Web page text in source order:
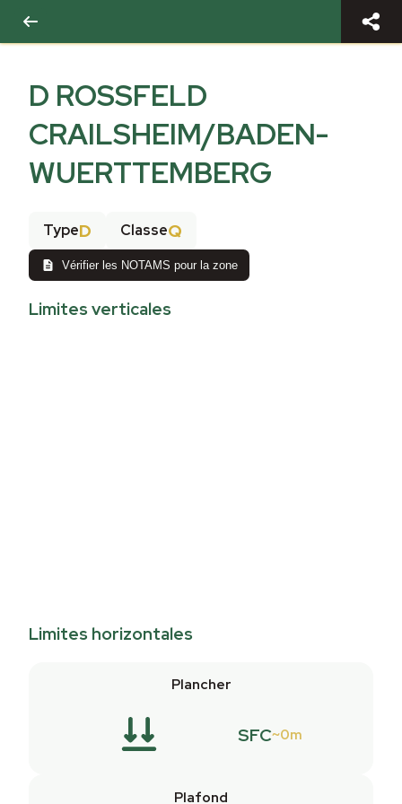
D ROSSFELD
CRAILSHEIM/BADEN-
WUERTTEMBERG
TypeD ClasseQ
Vérifier les NOTAMS pour la zone
Limites verticales
Limites horizontales
Plancher
SFC 0m
Plafond